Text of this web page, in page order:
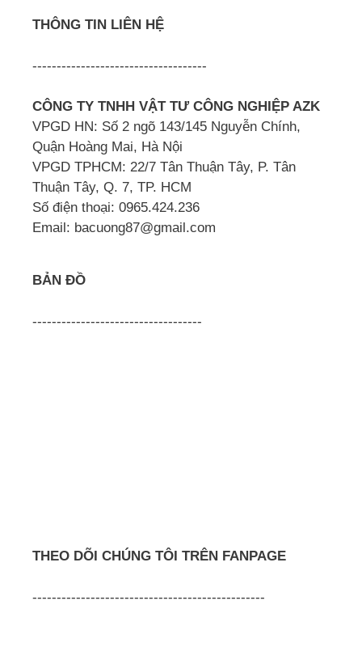
THÔNG TIN LIÊN HỆ
------------------------------------
CÔNG TY TNHH VẬT TƯ CÔNG NGHIỆP AZK
VPGD HN: Số 2 ngõ 143/145 Nguyễn Chính,
Quận Hoàng Mai, Hà Nội
VPGD TPHCM: 22/7 Tân Thuận Tây, P. Tân
Thuận Tây, Q. 7, TP. HCM
Số điện thoại: 0965.424.236
Email: bacuong87@gmail.com
BẢN ĐỒ
-----------------------------------
THEO DÕI CHÚNG TÔI TRÊN FANPAGE
------------------------------------------------